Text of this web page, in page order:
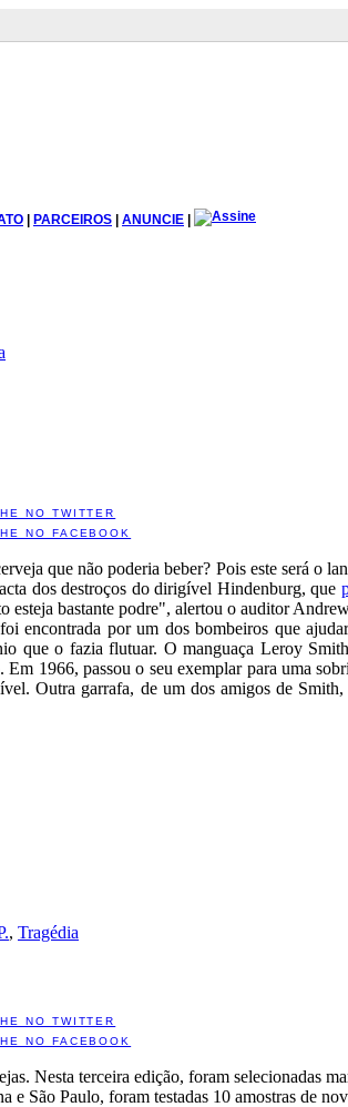
| PARCEIROS | ANUNCIE |
NO TWITTER
NO FACEBOOK
que não poderia beber? Pois este será o
dos destroços do dirigível Hindenburg, que
bastante podre", alertou o auditor
encontrada por um dos bombeiros que
que o fazia flutuar. O manguaça Leroy
1966, passou o seu exemplar para uma
Outra garrafa, de um dos amigos de Smith,
, Tragédia
NO TWITTER
NO FACEBOOK
Nesta terceira edição, foram selecionadas
São Paulo, foram testadas 10 amostras de